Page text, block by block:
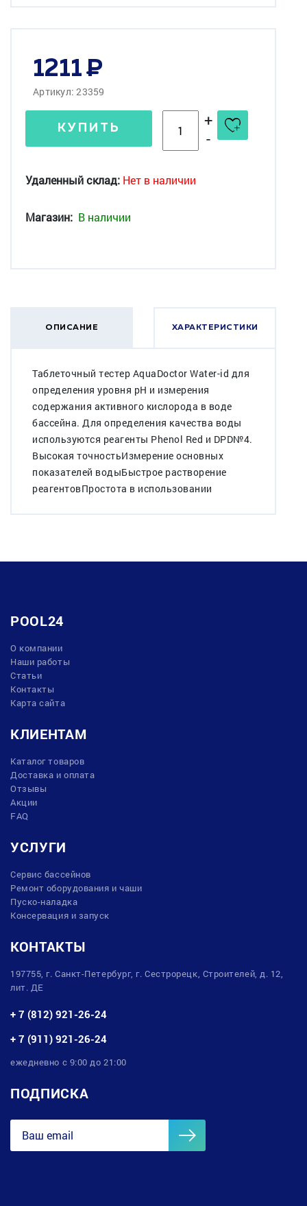
1211
Артикул: 23359
КУПИТЬ
+
-
Удаленный склад: Нет в наличии
Магазин: В наличии
ОПИСАНИЕ ХАРАКТЕРИСТИКИ
Таблеточный тестер AquaDoctor Water-id для
определения уровня pH и измерения
содержания активного кислорода в воде
бассейна. Для определения качества воды
используются реагенты Phenol Red и DPD№4.
Высокая точностьИзмерение основных
показателей водыБыстрое растворение
реагентовПростота в использовании
POOL24
О компании
Наши работы
Статьи
Контакты
Карта сайта
КЛИЕНТАМ
Каталог товаров
Доставка и оплата
Отзывы
Акции
FAQ
УСЛУГИ
Сервис бассейнов
Ремонт оборудования и чаши
Пуско-наладка
Консервация и запуск
КОНТАКТЫ
197755, г. Санкт-Петербург, г. Сестрорецк, Строителей, д. 12,
лит. ДЕ
+ 7 (812) 921-26-24
+ 7 (911) 921-26-24
ежедневно с 9:00 до 21:00
ПОДПИСКА